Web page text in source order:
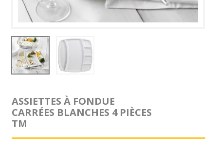
ASSIETTES À FONDUE
CARRÉES BLANCHES 4 PIÈCES
TM